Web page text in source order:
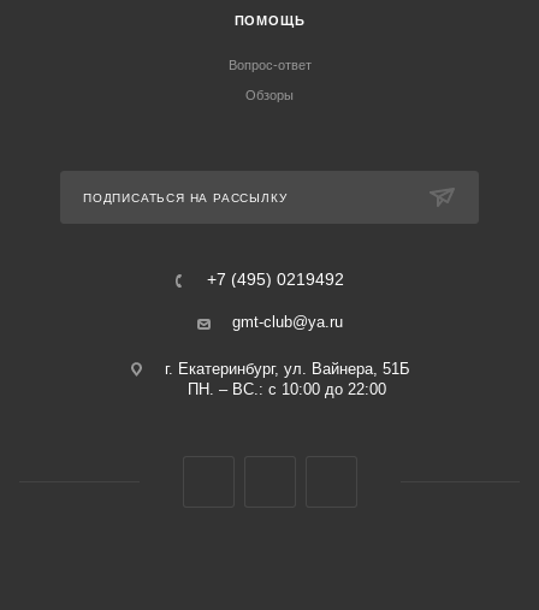
ПОМОЩЬ
Вопрос-ответ
Обзоры
ПОДПИСАТЬСЯ НА РАССЫЛКУ
+7 (495) 0219492
gmt-club@ya.ru
г. Екатеринбург, ул. Вайнера, 51Б
ПН. – ВС.: с 10:00 до 22:00